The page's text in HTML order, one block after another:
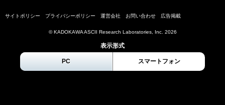
サイトポリシー プライバシーポリシー 運営会社 お問い合わせ 広告掲載
© KADOKAWA ASCII Research Laboratories, Inc. 2026
表示形式
PC スマートフォン